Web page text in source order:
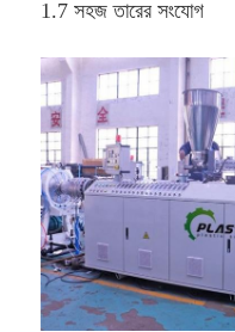
1.7 সহজ তারের সংযোগ